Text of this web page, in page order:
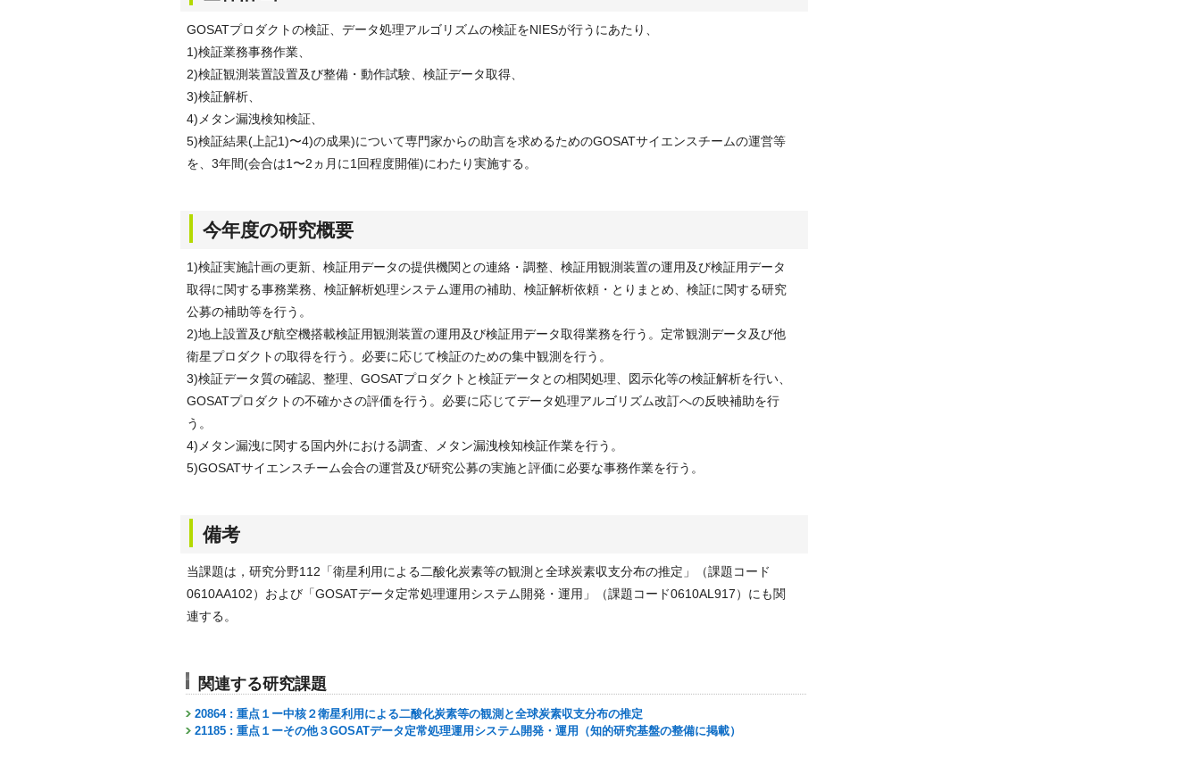
GOSATプロダクトの検証、データ処理アルゴリズムの検証をNIESが行うにあたり、
1)検証業務事務作業、
2)検証観測装置設置及び整備・動作試験、検証データ取得、
3)検証解析、
4)メタン漏洩検知検証、
5)検証結果(上記1)〜4)の成果)について専門家からの助言を求めるためのGOSATサイエンスチームの運営等
を、3年間(会合は1〜2ヵ月に1回程度開催)にわたり実施する。
今年度の研究概要
1)検証実施計画の更新、検証用データの提供機関との連絡・調整、検証用観測装置の運用及び検証用データ
取得に関する事務業務、検証解析処理システム運用の補助、検証解析依頼・とりまとめ、検証に関する研究
公募の補助等を行う。
2)地上設置及び航空機搭載検証用観測装置の運用及び検証用データ取得業務を行う。定常観測データ及び他
衛星プロダクトの取得を行う。必要に応じて検証のための集中観測を行う。
3)検証データ質の確認、整理、GOSATプロダクトと検証データとの相関処理、図示化等の検証解析を行い、
GOSATプロダクトの不確かさの評価を行う。必要に応じてデータ処理アルゴリズム改訂への反映補助を行
う。
4)メタン漏洩に関する国内外における調査、メタン漏洩検知検証作業を行う。
5)GOSATサイエンスチーム会合の運営及び研究公募の実施と評価に必要な事務作業を行う。
備考
当課題は，研究分野112「衛星利用による二酸化炭素等の観測と全球炭素収支分布の推定」（課題コード
0610AA102）および「GOSATデータ定常処理運用システム開発・運用」（課題コード0610AL917）にも関
連する。
関連する研究課題
20864 : 重点１ー中核２衛星利用による二酸化炭素等の観測と全球炭素収支分布の推定
21185 : 重点１ーその他３GOSATデータ定常処理運用システム開発・運用（知的研究基盤の整備に掲載）